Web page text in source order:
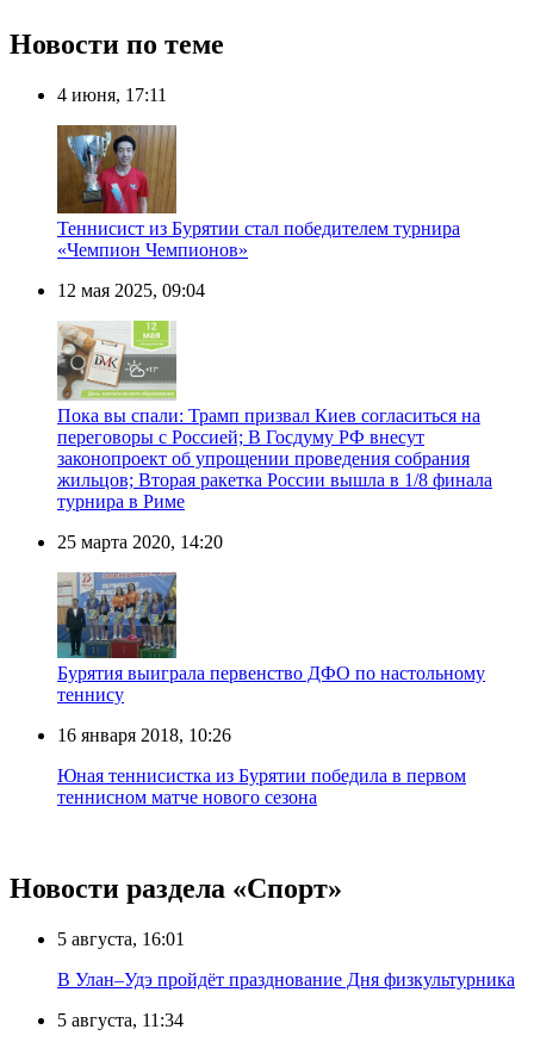
Новости по теме
4 июня, 17:11
Теннисист из Бурятии стал победителем турнира
«Чемпион Чемпионов»
12 мая 2025, 09:04
Пока вы спали: Трамп призвал Киев согласиться на
переговоры с Россией; В Госдуму РФ внесут
законопроект об упрощении проведения собрания
жильцов; Вторая ракетка России вышла в 1/8 финала
турнира в Риме
25 марта 2020, 14:20
Бурятия выиграла первенство ДФО по настольному
теннису
16 января 2018, 10:26
Юная теннисистка из Бурятии победила в первом
теннисном матче нового сезона
Новости раздела «Cпорт»
5 августа, 16:01
В Улан–Удэ пройдёт празднование Дня физкультурника
5 августа, 11:34